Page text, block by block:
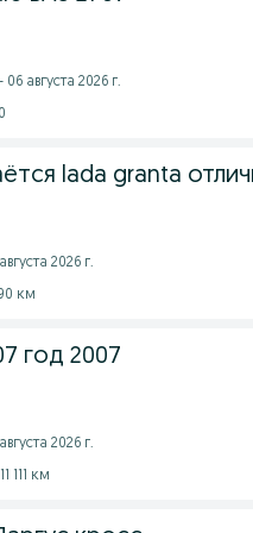
августа 2026 г.
lada granta
2026 г.
км
год 2007
2026 г.
111 км